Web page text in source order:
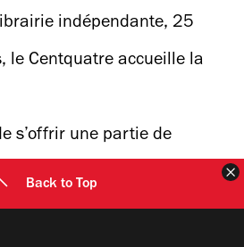
indépendante, 25
dans 500 librairies
le Centquatre accueille la
européenne
s’offrir une partie de
Back to Top